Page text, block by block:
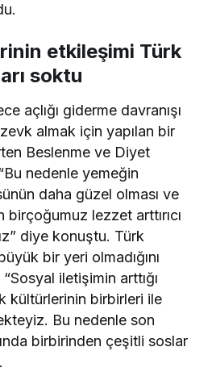
etkileşimi Türk
soktu
açlığı giderme davranışı
almak için yapılan bir
Beslenme ve Diyet
nedenle yemeğin
daha güzel olması ve
birçoğumuz lezzet arttırıcı
diye konuştu. Türk
bir yeri olmadığını
iletişimin arttığı
kültürlerinin birbirleri ile
Bu nedenle son
birbirinden çeşitli soslar